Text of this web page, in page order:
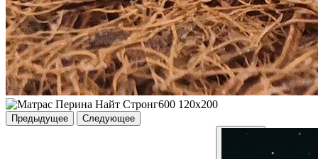
Предыдущее Следующее